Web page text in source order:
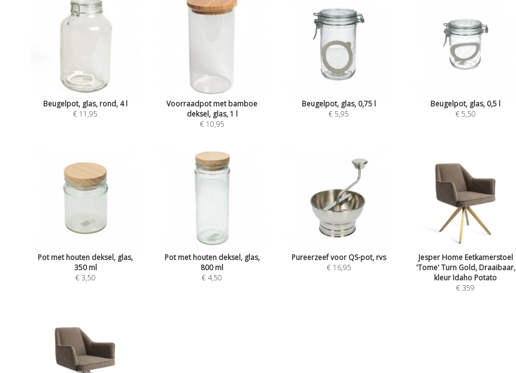
Beugelpot, glas, rond, 4 l
€ 11,95
Voorraadpot met bamboe
deksel, glas, 1 l
€ 10,95
Beugelpot, glas, 0,75 l
€ 5,95
Beugelpot, glas, 0,5 l
€ 5,50
Pot met houten deksel, glas,
350 ml
€ 3,50
Pot met houten deksel, glas,
800 ml
€ 4,50
Pureerzeef voor QS-pot, rvs
€ 16,95
Jesper Home Eetkamerstoel
'Tome' Turn Gold, Draaibaar,
kleur Idaho Potato
€ 359